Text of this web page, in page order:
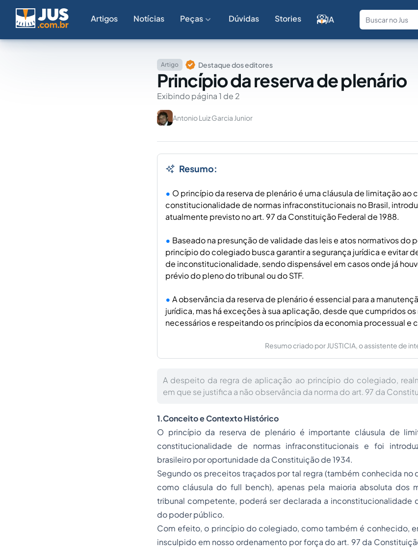
Artigos Notícias Peças Dúvidas Stories IA
Artigo Destaque dos editores
Princípio da reserva de plenário
Exibindo página 1 de 2
Antonio Luiz Garcia Junior
Resumo:
O princípio da reserva de plenário é uma cláusula de limitação ao
constitucionalidade de normas infraconstitucionais no Brasil,
atualmente previsto no art. 97 da Constituição Federal de 1988.
Baseado na presunção de validade das leis e atos normativos do
princípio do colegiado busca garantir a segurança jurídica e evitar
de inconstitucionalidade, sendo dispensável em casos onde já
prévio do pleno do tribunal ou do STF.
A observância da reserva de plenário é essencial para a
jurídica, mas há exceções à sua aplicação, desde que cumpridos
necessários e respeitando os princípios da economia processual e
Resumo criado por JUSTICIA, o assistente de
A despeito da regra de aplicação ao princípio do colegiado,
em que se justifica a não observância da norma do art. 97 da
1.Conceito e Contexto Histórico
O princípio da reserva de plenário é importante cláusula de
constitucionalidade de normas infraconstitucionais e foi
brasileiro por oportunidade da Constituição de 1934.
Segundo os preceitos traçados por tal regra (também conhecida no
como cláusula do full bench), apenas pela maioria absoluta dos
tribunal competente, poderá ser declarada a inconstitucionalidade
do poder público.
Com efeito, o princípio do colegiado, como também é conhecido,
insculpido em nosso ordenamento por força do art. 97 da